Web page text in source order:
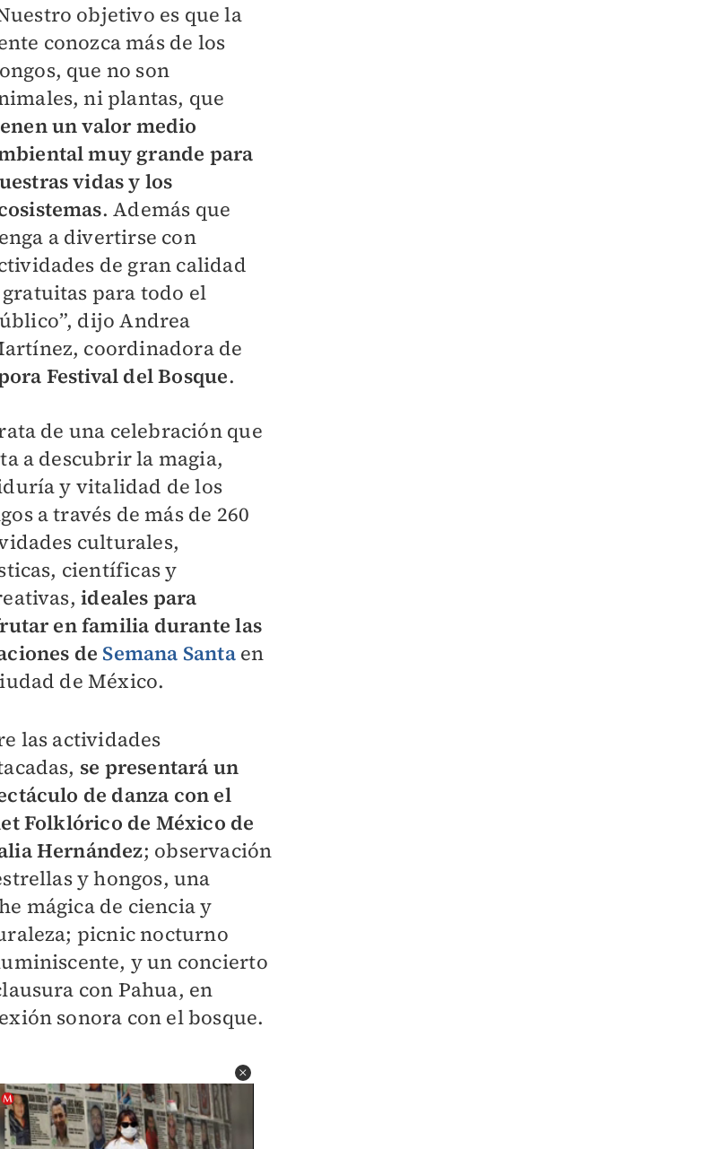
objetivo es que la
conozca más de los
que no son
ni plantas, que
un valor medio
muy grande para
vidas y los
. Además que
a divertirse con
de gran calidad
para todo el
dijo Andrea
coordinadora de
Festival del Bosque.
de una celebración que
a descubrir la magia,
y vitalidad de los
a través de más de 260
culturales,
científicas y
ideales para
en familia durante las
de Semana Santaen
de México.
las actividades
se presentará un
de danza con el
Folklórico de México de
Hernández; observación
y hongos, una
mágica de ciencia y
picnic nocturno
y un concierto
con Pahua, en
sonora con el bosque.